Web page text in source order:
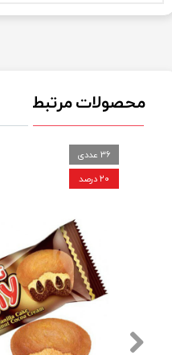
محصولات مرتبط
36 عددی
۲۰ درصد